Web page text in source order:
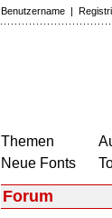
Benutzername |
Themen
Neue Fonts
Forum